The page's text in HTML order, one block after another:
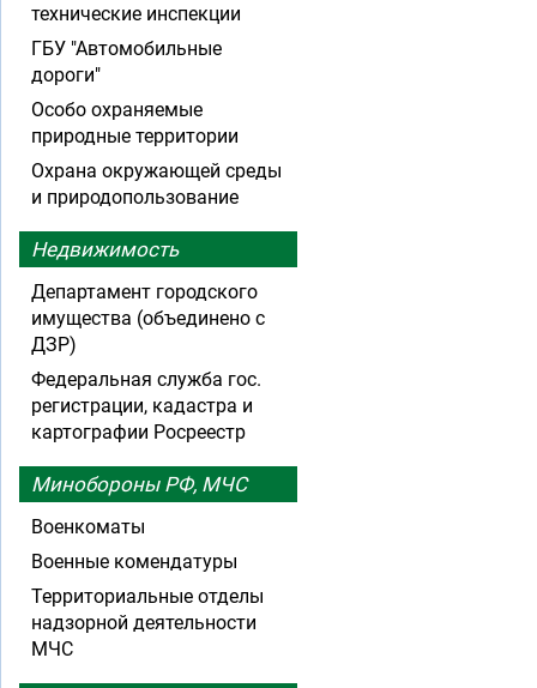
технические инспекции
ГБУ "Автомобильные
дороги"
Особо охраняемые
природные территории
Охрана окружающей среды
и природопользование
Недвижимость
Департамент городского
имущества (объединено с
ДЗР)
Федеральная служба гос.
регистрации, кадастра и
картографии Росреестр
Минобороны РФ, МЧС
Военкоматы
Военные комендатуры
Территориальные отделы
надзорной деятельности
МЧС